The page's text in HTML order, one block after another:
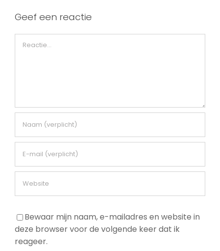
Geef een reactie
Bewaar mijn naam, e-mailadres en website in
deze browser voor de volgende keer dat ik
reageer.